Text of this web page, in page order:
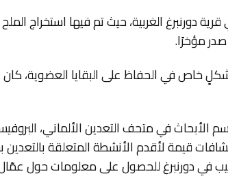
قرية دورنبرغ الغربية، حيث تم فيها استخراج
مؤخرًا.
خاص في الحفاظ على البقايا العضوية،
في متحف التعدين الألماني،
قيمة لأقدم الأنشطة المتعلقة
في دورنبرغ للحصول على معلومات حول